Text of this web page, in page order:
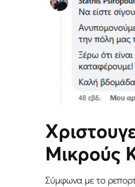
Μικρούς
Σύμφωνα με το